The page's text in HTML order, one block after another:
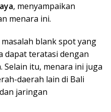
, menyampaikan
menara ini.
blank spot yang
dapat teratasi dengan
Selain itu, menara ini juga
daerah lain di Bali
jaringan